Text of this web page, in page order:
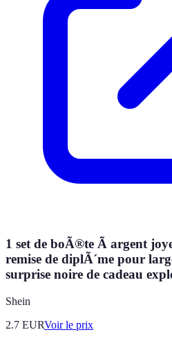
1 set de boÃ®te Ã argent
remise de diplÃ´me pour
surprise noire de cadeau
Shein
2.7 EURVoir le prix